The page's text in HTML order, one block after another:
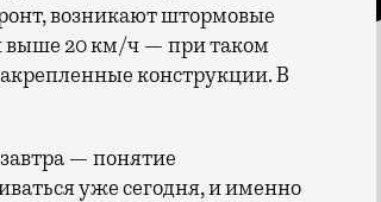
возникают штормовые
выше 20 км/ч — при таком
конструкции. В
— понятие
уже сегодня, и именно